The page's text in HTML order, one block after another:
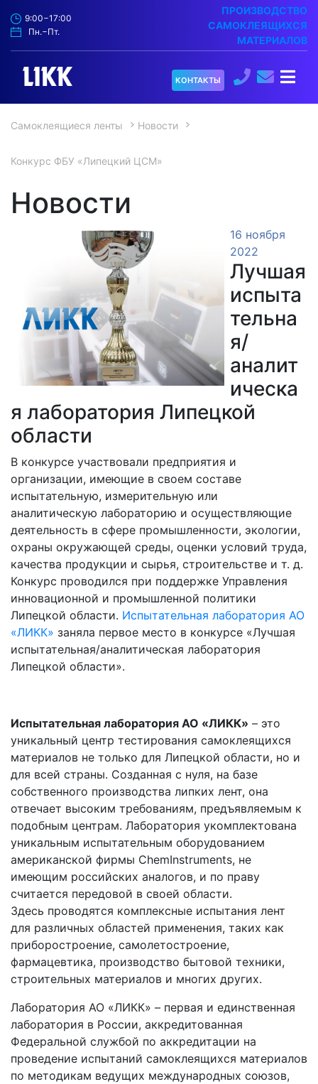
9:00−17:00
Пн.−Пт.
ПРОИЗВОДСТВО
САМОКЛЕЯЩИХСЯ
МАТЕРИАЛОВ
КОНТАКТЫ
Продукция
Услуги
Испытательный
Коронаторы
Новости
Документы
Маркетплейсы
Самоклеящиеся ленты Новости
Конкурс ФБУ «Липецкий ЦСМ»
Новости
16 ноября
2022
Лучшая
испыта
тельна
я/
аналит
ическа
я лаборатория Липецкой
области
В конкурсе участвовали предприятия и
организации, имеющие в своем составе
испытательную, измерительную или
аналитическую лабораторию и осуществляющие
деятельность в сфере промышленности, экологии,
охраны окружающей среды, оценки условий труда,
качества продукции и сырья, строительстве и т. д.
Конкурс проводился при поддержке Управления
инновационной и промышленной политики
Липецкой области. Испытательная лаборатория АО
«ЛИКК» заняла первое место в конкурсе «Лучшая
испытательная/аналитическая лаборатория
Липецкой области».
Испытательная лаборатория АО «ЛИКК» – это
уникальный центр тестирования самоклеящихся
материалов не только для Липецкой области, но и
для всей страны. Созданная с нуля, на базе
собственного производства липких лент, она
отвечает высоким требованиям, предъявляемым к
подобным центрам. Лаборатория укомплектована
уникальным испытательным оборудованием
американской фирмы ChemInstruments, не
имеющим российских аналогов, и по праву
считается передовой в своей области.
Здесь проводятся комплексные испытания лент
для различных областей применения, таких как
приборостроение, самолетостроение,
фармацевтика, производство бытовой техники,
строительных материалов и многих других.
Лаборатория АО «ЛИКК» – первая и единственная
лаборатория в России, аккредитованная
Федеральной службой по аккредитации на
проведение испытаний самоклеящихся материалов
по методикам ведущих международных союзов,